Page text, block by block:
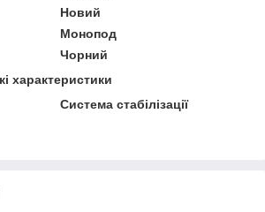
Новий
Монопод
Чорний
характеристики
Система стабілізації